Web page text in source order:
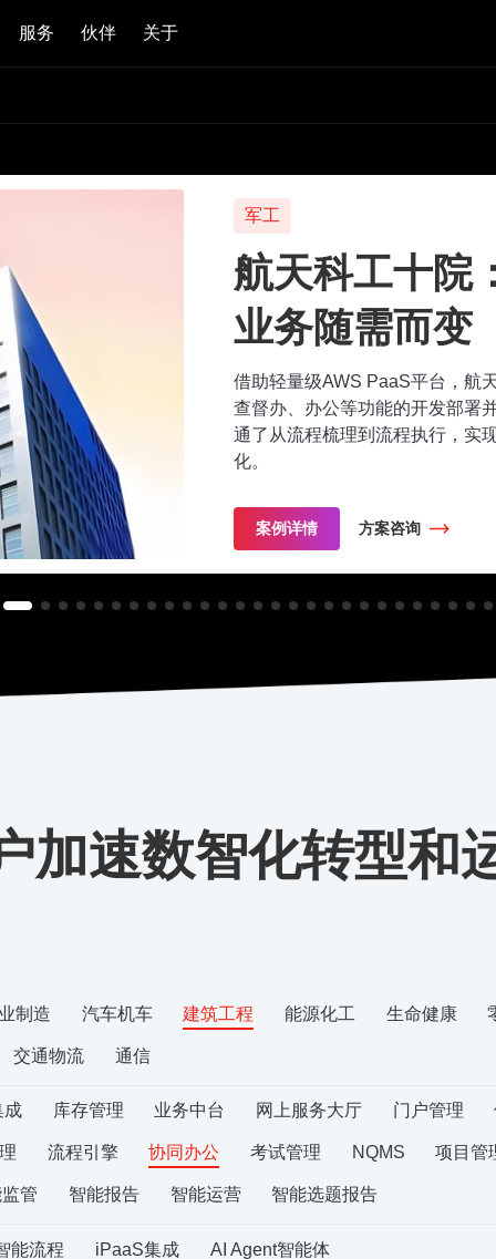
服务 伙伴 关于
军工
航天科工十院
业务随需而变
借助轻量级AWS PaaS平台，航
查督办、办公等功能的开发部署
通了从流程梳理到流程执行，实
化。
案例详情 方案咨询
加速数智化转型和
制造 汽车机车 建筑工程 能源化工 生命健康
交通物流 通信
成 库存管理 业务中台 网上服务大厅 门户管理
流程引擎 协同办公 考试管理 NQMS 项目管
管 智能报告 智能运营 智能选题报告
能流程 iPaaS集成 AI Agent智能体